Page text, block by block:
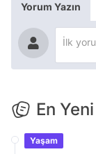
Yorum Yazın
En
Yaşam